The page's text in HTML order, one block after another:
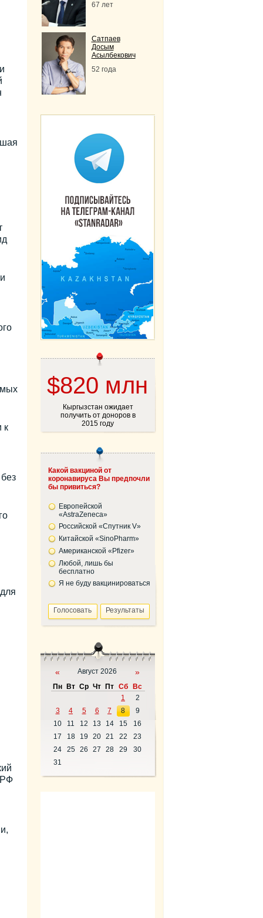
к
РФ
67 лет
Сатпаев
Досым
Асылбекович
52 года
$820 млн
Кыргызстан ожидает
получить от доноров в
2015 году
Какой вакциной от
коронавируса Вы предпочли
бы привиться?
Европейской
«AstraZeneca»
Российской «Спутник V»
Китайской «SinoPharm»
Американской «Pfizer»
Любой, лишь бы
бесплатно
Я не буду вакцинироваться
« Август 2026 »
Пн Вт Ср Чт Пт Сб
Вс
1
2
3
4 5 6 7 8
9
10
11 12 13 14 15
16
17
18 19 20 21 22
23
24
25 26 27 28 29
30
31